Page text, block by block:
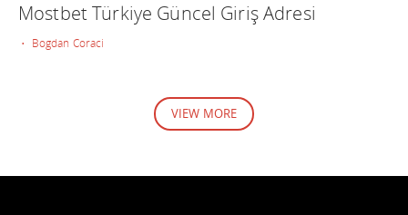
Mostbet Türkiye Güncel Giriş Adresi
• Bogdan Coraci
VIEW MORE